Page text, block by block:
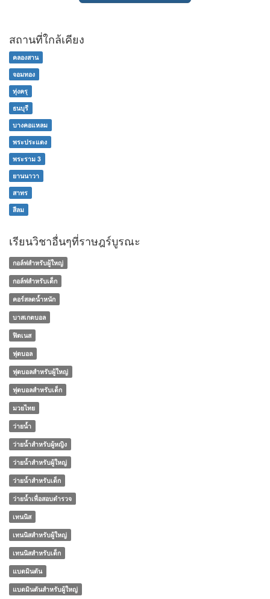
สถานที่ใกล้เคียง
คลองสาน
จอมทอง
ทุ่งครุ
ธนบุรี
บางคอแหลม
พระประแดง
พระราม 3
ยานนาวา
สาทร
สีลม
เรียนวิชาอื่นๆที่ราษฎร์บูรณะ
กอล์ฟสำหรับผู้ใหญ่
กอล์ฟสำหรับเด็ก
คอร์สลดน้ำหนัก
บาสเกตบอล
ฟิตเนส
ฟุตบอล
ฟุตบอลสำหรับผู้ใหญ่
ฟุตบอลสำหรับเด็ก
มวยไทย
ว่ายน้ำ
ว่ายน้ำสำหรับผู้หญิง
ว่ายน้ำสำหรับผู้ใหญ่
ว่ายน้ำสำหรับเด็ก
ว่ายน้ำเพื่อสอบตำรวจ
เทนนิส
เทนนิสสำหรับผู้ใหญ่
เทนนิสสำหรับเด็ก
แบดมินตัน
แบดมินตันสำหรับผู้ใหญ่